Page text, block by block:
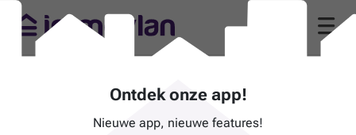
Ontdek onze app!
Nieuwe app, nieuwe features!